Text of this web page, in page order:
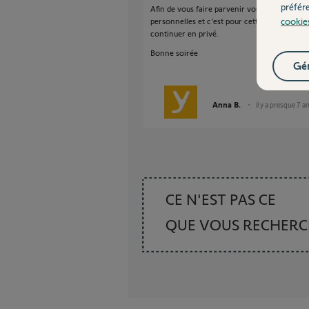
Afin de vous faire parvenir vos
personnelles et c'est pour cette raison que
continuer en privé.
Bonne soirée
Anna B. il y a presque 7
CE N'EST PAS CE
QUE VOUS